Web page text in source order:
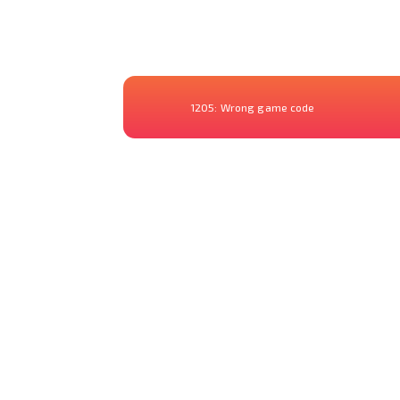
1205: Wrong game code